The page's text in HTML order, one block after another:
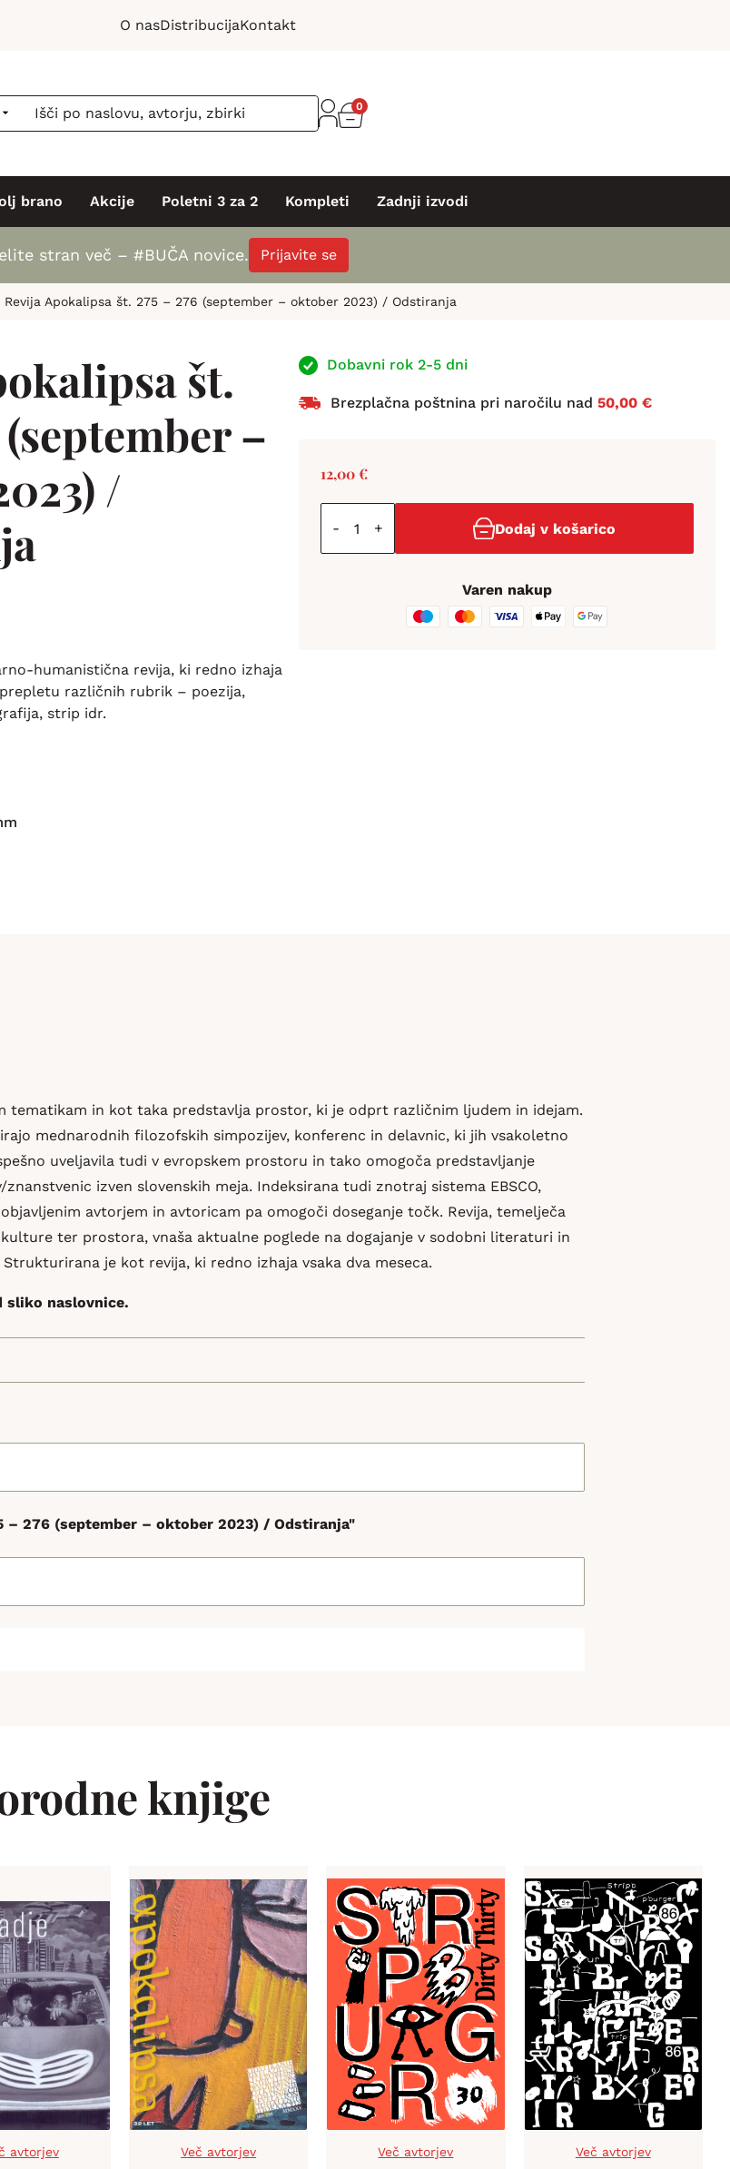
O nasDistribucijaKontakt
0
brano Akcije Poletni 3 za 2 Kompleti Zadnji izvodi
stran več – #BUČA novice. Prijavite se
Revija Apokalipsa št. 275 – 276 (september – oktober 2023) / Odstiranja
št.
(september –
/
humanistična revija, ki redno izhaja
različnih rubrik – poezija,
strip idr.
Dobavni rok 2-5 dni
Brezplačna poštnina pri naročilu nad 50,00 €
12,00€
- + Dodaj v košarico
Varen nakup
tematikam in kot taka predstavlja prostor, ki je odprt različnim ljudem in idejam.
mednarodnih filozofskih simpozijev, konferenc in delavnic, ki jih vsakoletno
uveljavila tudi v evropskem prostoru in tako omogoča predstavljanje
izven slovenskih meja. Indeksirana tudi znotraj sistema EBSCO,
avtorjem in avtoricam pa omogoči doseganje točk. Revija, temelječa
ter prostora, vnaša aktualne poglede na dogajanje v sodobni literaturi in
je kot revija, ki redno izhaja vsaka dva meseca.
sliko naslovnice.
– 276 (september – oktober 2023) / Odstiranja"
knjige
avtorjev Več avtorjev Več avtorjev Več avtorjev